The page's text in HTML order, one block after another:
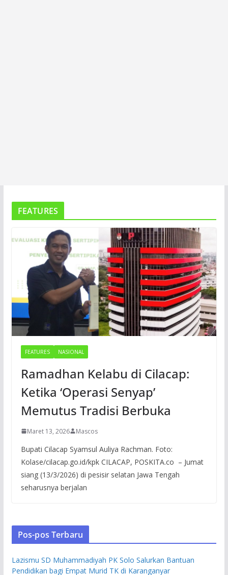
FEATURES
FEATURES NASIONAL
Ramadhan Kelabu di Cilacap:
Ketika ‘Operasi Senyap’
Memutus Tradisi Berbuka
Maret 13, 2026 Mascos
Bupati Cilacap Syamsul Auliya Rachman. Foto:
Kolase/cilacap.go.id/kpk CILACAP, POSKITA.co – Jumat
siang (13/3/2026) di pesisir selatan Jawa Tengah
seharusnya berjalan
Pos-pos Terbaru
Lazismu SD Muhammadiyah PK Solo Salurkan Bantuan
Pendidikan bagi Empat Murid TK di Karanganyar